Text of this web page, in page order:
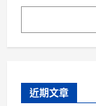
近期文章